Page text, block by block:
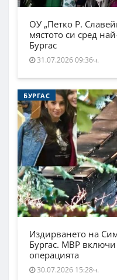
ОУ „Петко Р.
мястото си сред
Бургас
31.07.2026 09:36ч.
БУРГАС
Издирването на
Бургас. МВР включи
операцията
30.07.2026 15:28ч.